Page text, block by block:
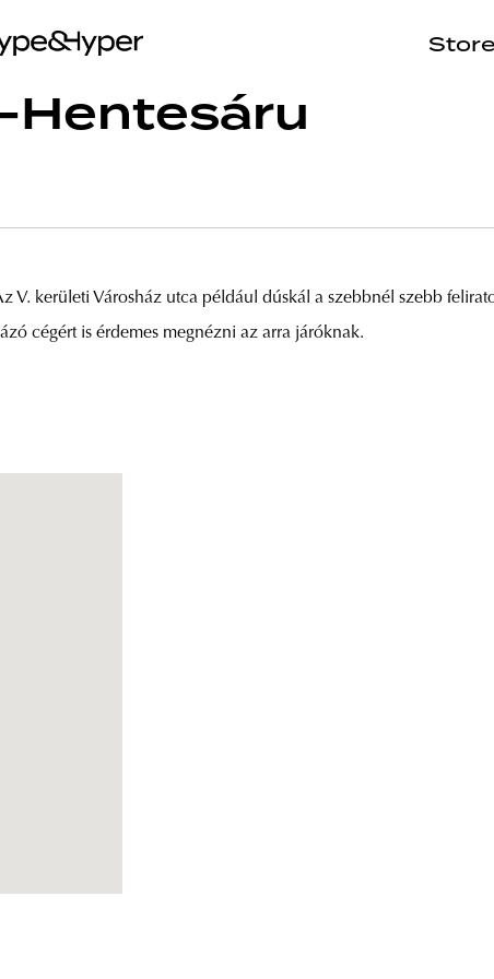
Store
Hentesáru
V. kerületi Városház utca például dúskál a szebbnél szebb
cégért is érdemes megnézni az arra járóknak.